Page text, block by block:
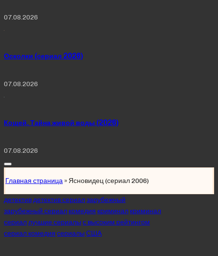
07.08.2026
Осколки (сериал 2026)
07.08.2026
Кощей. Тайна живой воды (2026)
07.08.2026
Главная страница » Ясновидец (сериал 2006)
Posted
in
детектив детектив сериалзарубежный
зарубежный сериал комедия криминал криминал
сериал лучшие сериалы с высоким рейтингом
сериал комедия сериалы США